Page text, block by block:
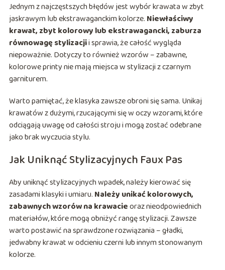
Jednym z najczęstszych błędów jest wybór krawata w zbyt
jaskrawym lub ekstrawaganckim kolorze. Niewłaściwy
krawat, zbyt kolorowy lub ekstrawagancki, zaburza
równowagę stylizacjii sprawia, że całość wygląda
niepoważnie. Dotyczy to również wzorów – zabawne,
kolorowe printy nie mają miejsca w stylizacji z czarnym
garniturem.
Warto pamiętać, że klasyka zawsze obroni się sama. Unikaj
krawatów z dużymi, rzucającymi się w oczy wzorami, które
odciągają uwagę od całości stroju i mogą zostać odebrane
jako brak wyczucia stylu.
Jak Uniknąć Stylizacyjnych Faux Pas
Aby uniknąć stylizacyjnych wpadek, należy kierować się
zasadami klasyki i umiaru. Należy unikać kolorowych,
zabawnych wzorów na krawacieoraz nieodpowiednich
materiałów, które mogą obniżyć rangę stylizacji. Zawsze
warto postawić na sprawdzone rozwiązania – gładki,
jedwabny krawat w odcieniu czerni lub innym stonowanym
kolorze.